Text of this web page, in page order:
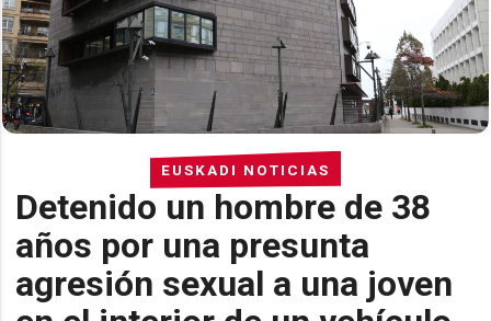
EUSKADI NOTICIAS
Detenido un hombre de 38
años por una presunta
agresión sexual a una joven